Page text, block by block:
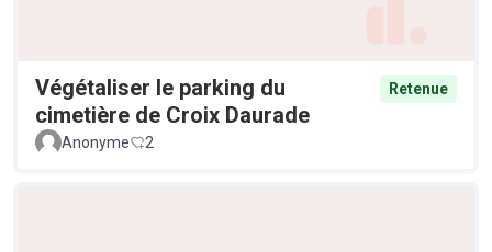
Végétaliser le parking du
cimetière de Croix Daurade
Retenue
Anonyme 2